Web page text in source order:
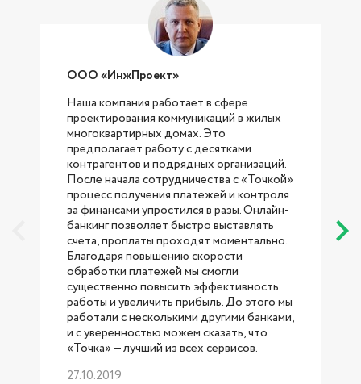
ООО «ИнжПроект»
Наша компания работает в сфере
проектирования коммуникаций в жилых
многоквартирных домах. Это
предполагает работу с десятками
контрагентов и подрядных организаций.
После начала сотрудничества с «Точкой»
процесс получения платежей и контроля
за финансами упростился в разы. Онлайн-
банкинг позволяет быстро выставлять
счета, проплаты проходят моментально.
Благодаря повышению скорости
обработки платежей мы смогли
существенно повысить эффективность
работы и увеличить прибыль. До этого мы
работали с несколькими другими банками,
и с уверенностью можем сказать, что
«Точка» — лучший из всех сервисов.
27.10.2019